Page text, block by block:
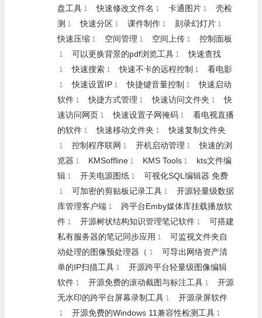
盘工具 1 快速修改文件名 1 卡通图片 1
壳检
测 1 快速分区 1 课件制作 1 刻录幻灯片 1
快速压缩 1 空间管理 1 空间上传 1 控制面板
1 可以更换背景的pdf浏览工具 1 快速查找
1 快速搜索 1 快速不卡的远程控制 1 看电影
1 快速设置IP 1 快捷键音量控制 1
快速启动
软件 1 快捷方式管理 1 快速访问文件夹 1
快
速访问网页 1 快速设置子网掩码 1
看电视直播
的软件 1 快速移动文件夹 1 快速复制文件夹
1 控制程序联网 1 开机启动管理 1
快速的浏
览器 1 KMSoffline 1 KMS Tools 1
kts文件编
辑 1 开关电源图纸 1 可视化SQL编辑器 免费
1 可加密的剪贴板记录工具 1
开源轻量级数据
库管理客户端 1
跨平台Emby媒体库挂载播放软
件 1 开源树状结构知识管理笔记软件 1
可搭建
私有服务器的笔记同步应用 1
可监视文件夹自
动处理的图像预处理器（ 1
可导出网络资产清
单的IP扫描工具 1
开源跨平台轻量级图像编辑
软件 1 开源免费的滚动截图与标注工具 1
开源
无水印的跨平台屏幕录制工具 1 开源录屏软件
1 开源免费的Windows 11兼容性检测工具 1